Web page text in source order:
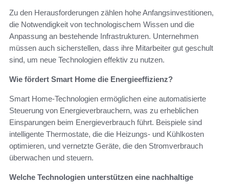
Zu den Herausforderungen zählen hohe Anfangsinvestitionen,
die Notwendigkeit von technologischem Wissen und die
Anpassung an bestehende Infrastrukturen. Unternehmen
müssen auch sicherstellen, dass ihre Mitarbeiter gut geschult
sind, um neue Technologien effektiv zu nutzen.
Wie fördert Smart Home die Energieeffizienz?
Smart Home-Technologien ermöglichen eine automatisierte
Steuerung von Energieverbrauchern, was zu erheblichen
Einsparungen beim Energieverbrauch führt. Beispiele sind
intelligente Thermostate, die die Heizungs- und Kühlkosten
optimieren, und vernetzte Geräte, die den Stromverbrauch
überwachen und steuern.
Welche Technologien unterstützen eine nachhaltige